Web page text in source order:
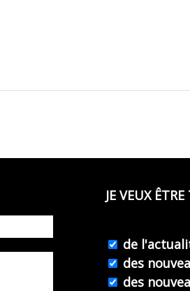
JE VEUX
de
des
des